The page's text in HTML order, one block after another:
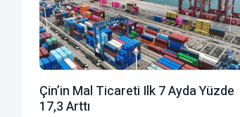
Çin’in Mal Ticareti Ilk 7 Ayda Yüzde
17,3 Arttı